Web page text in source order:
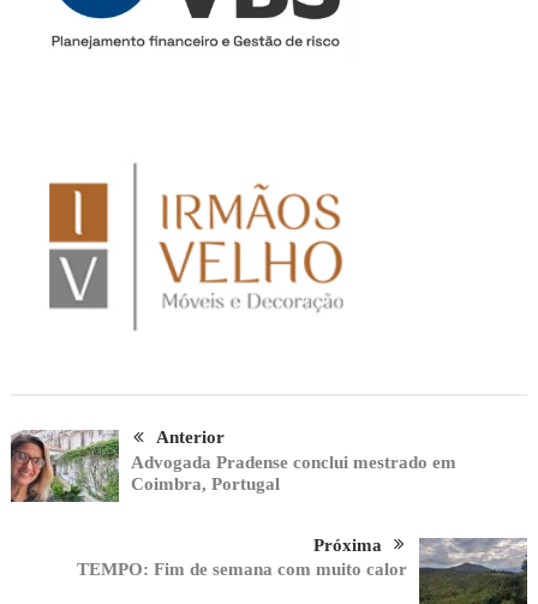
Anterior
Advogada Pradense conclui mestrado em
Coimbra, Portugal
Próxima
TEMPO: Fim de semana com muito calor